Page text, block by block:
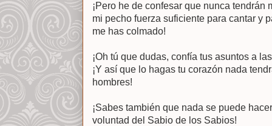
¡Pero he de confesar que nunca
mi pecho fuerza suficiente para cantar y
me has colmado!
¡Oh tú que dudas, confía tus asuntos a
¡Y así que lo hagas tu corazón nada
hombres!
¡Sabes también que nada se puede
voluntad del Sabio de los Sabios!